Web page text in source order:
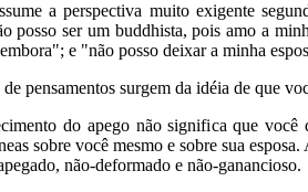
a perspectiva muito exigente
posso ser um buddhista, pois amo a
e "não posso deixar a minha
pensamentos surgem da idéia de que
do apego não significa que
sobre você mesmo e sobre sua
não-deformado e não-ganancioso.